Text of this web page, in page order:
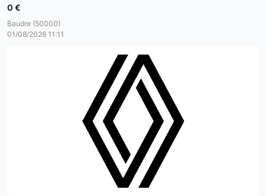
0 €
Baudre (50000)
01/08/2026 11:11